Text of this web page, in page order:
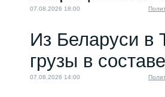
07.08.2026 18:00
Из Беларуси в
грузы в
07.08.2026 14:00